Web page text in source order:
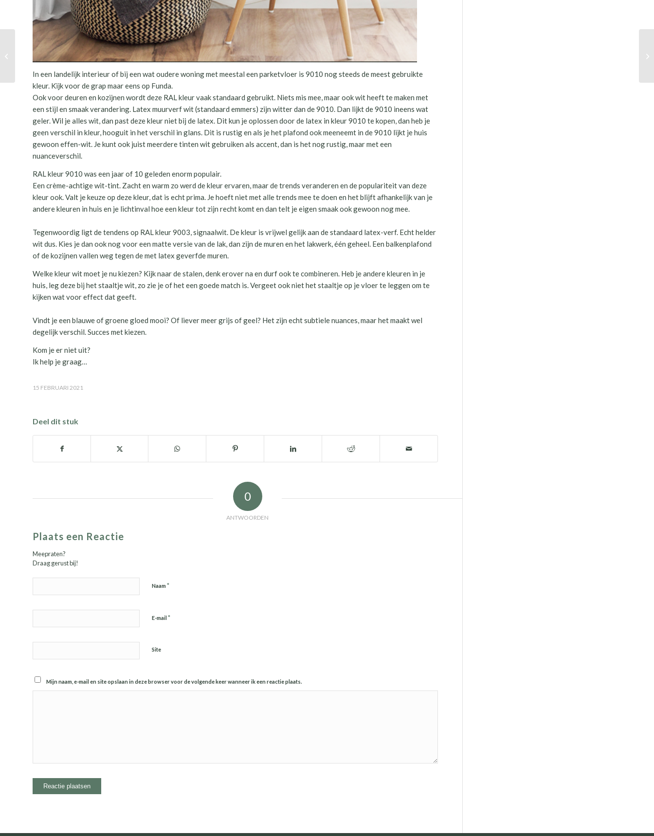
In een landelijk interieur of bij een wat oudere woning met meestal een parketvloer is 9010 nog steeds de meest gebruikte
kleur. Kijk voor de grap maar eens op Funda.
Ook voor deuren en kozijnen wordt deze RAL kleur vaak standaard gebruikt. Niets mis mee, maar ook wit heeft te maken met
een stijl en smaak verandering. Latex muurverf wit (standaard emmers) zijn witter dan de 9010. Dan lijkt de 9010 ineens wat
geler. Wil je alles wit, dan past deze kleur niet bij de latex. Dit kun je oplossen door de latex in kleur 9010 te kopen, dan heb je
geen verschil in kleur, hooguit in het verschil in glans. Dit is rustig en als je het plafond ook meeneemt in de 9010 lijkt je huis
gewoon effen-wit. Je kunt ook juist meerdere tinten wit gebruiken als accent, dan is het nog rustig, maar met een
nuanceverschil.
RAL kleur 9010 was een jaar of 10 geleden enorm populair.
Een crème-achtige wit-tint. Zacht en warm zo werd de kleur ervaren, maar de trends veranderen en de populariteit van deze
kleur ook. Valt je keuze op deze kleur, dat is echt prima. Je hoeft niet met alle trends mee te doen en het blijft afhankelijk van je
andere kleuren in huis en je lichtinval hoe een kleur tot zijn recht komt en dan telt je eigen smaak ook gewoon nog mee.
Tegenwoordig ligt de tendens op RAL kleur 9003, signaalwit. De kleur is vrijwel gelijk aan de standaard latex-verf. Echt helder
wit dus. Kies je dan ook nog voor een matte versie van de lak, dan zijn de muren en het lakwerk, één geheel. Een balkenplafond
of de kozijnen vallen weg tegen de met latex geverfde muren.
Welke kleur wit moet je nu kiezen? Kijk naar de stalen, denk erover na en durf ook te combineren. Heb je andere kleuren in je
huis, leg deze bij het staaltje wit, zo zie je of het een goede match is. Vergeet ook niet het staaltje op je vloer te leggen om te
kijken wat voor effect dat geeft.
Vindt je een blauwe of groene gloed mooi? Of liever meer grijs of geel? Het zijn echt subtiele nuances, maar het maakt wel
degelijk verschil. Succes met kiezen.
Kom je er niet uit?
Ik help je graag…
15 FEBRUARI 2021
Deel dit stuk
0
ANTWOORDEN
Plaats een Reactie
Meepraten?
Draag gerust bij!
Naam *
E-mail *
Site
Mijn naam, e-mail en site opslaan in deze browser voor de volgende keer wanneer ik een reactie plaats.
KLEUR IS GEVOEL